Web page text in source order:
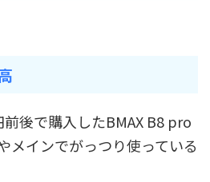
後で購入したBMAX B8 pro
メインでがっつり使っている